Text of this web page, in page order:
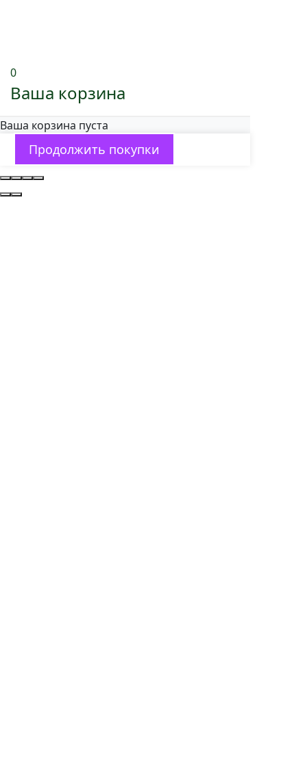
0
Ваша корзина
Ваша корзина пуста
Продолжить покупки